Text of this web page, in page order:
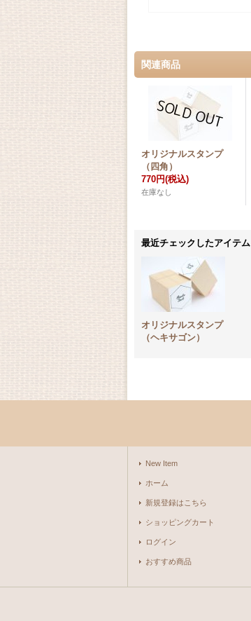
関連商品
オリジナルスタンプ
（四角）
770円(税込)
在庫なし
最近チェックしたアイテム
オリジナルスタンプ
（ヘキサゴン）
New Item
ホーム
新規登録はこちら
ショッピングカート
ログイン
おすすめ商品